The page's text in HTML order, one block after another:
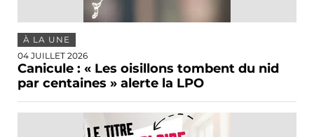
Canicule : « Les oisillons tombent du nid
par centaines » alerte la LPO
04 JUILLET 2026
À LA UNE